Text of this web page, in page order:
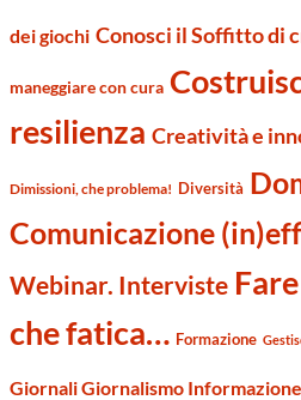
dei giochi Conosci il Soffitto di
maneggiare con cura
resilienza Creatività e
Dimissioni, che problema! Diversità
Comunicazione
Webinar. Interviste
che fatica… Formazione
Giornali Giornalismo Informazione